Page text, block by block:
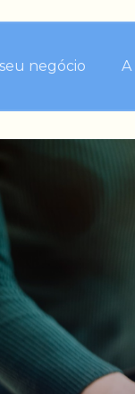
negócio
sua tesouraria
seu contas a